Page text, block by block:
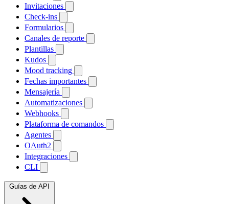
Invitaciones
Check-ins
Formularios
Canales de reporte
Plantillas
Kudos
Mood tracking
Fechas importantes
Mensajería
Automatizaciones
Webhooks
Plataforma de comandos
Agentes
OAuth2
Integraciones
CLI
Guías de API